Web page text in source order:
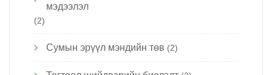
мэдээлэл
(2)
Сумын эрүүл мэндийн төв (2)